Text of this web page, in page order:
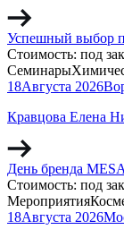
Успешный выбор
Стоимость: под
Семинары
18Августа 2026
Кравцова Елена
День бренда
Стоимость: под
Мероприятия
18Августа 2026